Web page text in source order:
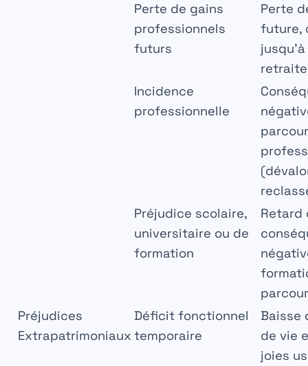
Perte de gains
professionnels
futurs
Perte
future,
retraite
Incidence
professionnelle
Préjudice scolaire,
universitaire ou de
formation
Retard
Préjudices
Extrapatrimoniaux
Déficit fonctionnel
temporaire
Baisse
de vie
joies